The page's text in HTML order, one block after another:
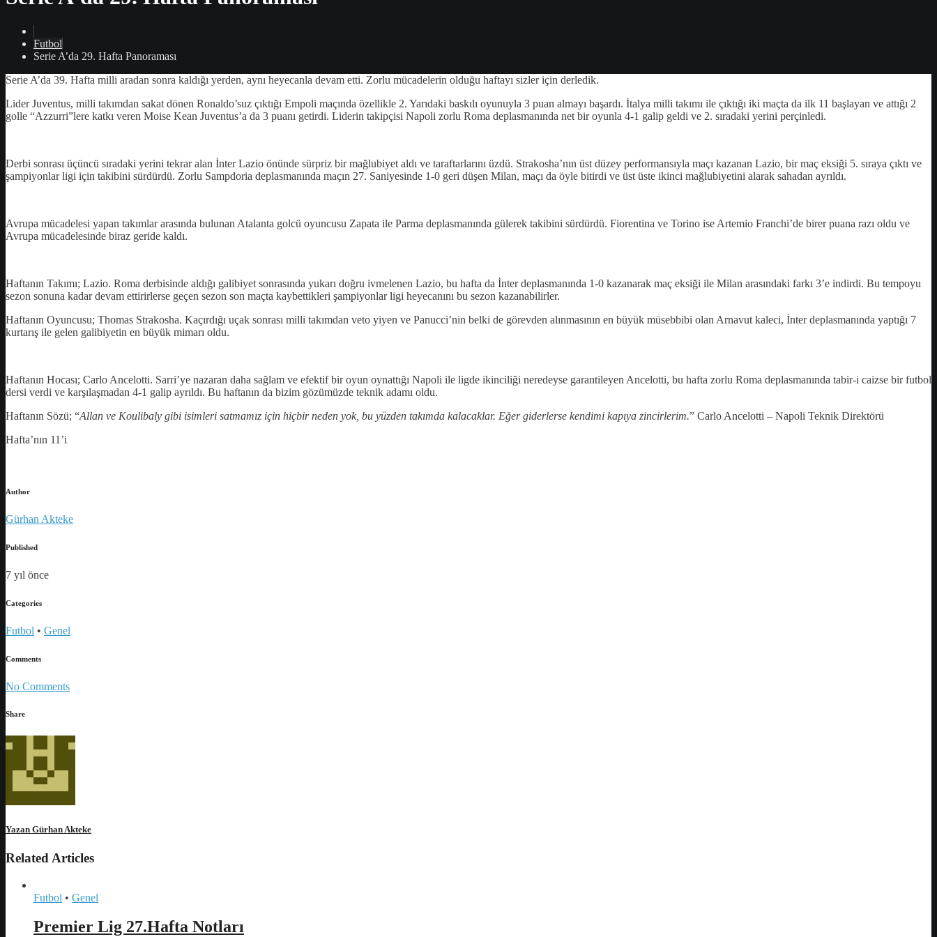
Futbol
Serie A’da 29. Hafta Panoraması
Serie A’da 39. Hafta milli aradan sonra kaldığı yerden, aynı heyecanla devam etti. Zorlu mücadelerin olduğu haftayı sizler için derledik.
Lider Juventus, milli takımdan sakat dönen Ronaldo’suz çıktığı Empoli maçında özellikle 2. Yarıdaki baskılı oyunuyla 3 puan almayı başardı. İtalya milli takımı ile çıktığı iki maçta da ilk 11 başlayan ve attığı 2
golle “Azzurri”lere katkı veren Moise Kean Juventus’a da 3 puanı getirdi. Liderin takipçisi Napoli zorlu Roma deplasmanında net bir oyunla 4-1 galip geldi ve 2. sıradaki yerini perçinledi.
Derbi sonrası üçüncü sıradaki yerini tekrar alan İnter Lazio önünde sürpriz bir mağlubiyet aldı ve taraftarlarını üzdü. Strakosha’nın üst düzey performansıyla maçı kazanan Lazio, bir maç eksiği 5. sıraya çıktı ve
şampiyonlar ligi için takibini sürdürdü. Zorlu Sampdoria deplasmanında maçın 27. Saniyesinde 1-0 geri düşen Milan, maçı da öyle bitirdi ve üst üste ikinci mağlubiyetini alarak sahadan ayrıldı.
Avrupa mücadelesi yapan takımlar arasında bulunan Atalanta golcü oyuncusu Zapata ile Parma deplasmanında gülerek takibini sürdürdü. Fiorentina ve Torino ise Artemio Franchi’de birer puana razı oldu ve
Avrupa mücadelesinde biraz geride kaldı.
Haftanın Takımı; Lazio. Roma derbisinde aldığı galibiyet sonrasında yukarı doğru ivmelenen Lazio, bu hafta da İnter deplasmanında 1-0 kazanarak maç eksiği ile Milan arasındaki farkı 3’e indirdi. Bu tempoyu
sezon sonuna kadar devam ettirirlerse geçen sezon son maçta kaybettikleri şampiyonlar ligi heyecanını bu sezon kazanabilirler.
Haftanın Oyuncusu; Thomas Strakosha. Kaçırdığı uçak sonrası milli takımdan veto yiyen ve Panucci’nin belki de görevden alınmasının en büyük müsebbibi olan Arnavut kaleci, İnter deplasmanında yaptığı 7
kurtarış ile gelen galibiyetin en büyük mimarı oldu.
Haftanın Hocası; Carlo Ancelotti. Sarri’ye nazaran daha sağlam ve efektif bir oyun oynattığı Napoli ile ligde ikinciliği neredeyse garantileyen Ancelotti, bu hafta zorlu Roma deplasmanında tabir-i caizse bir futbol
dersi verdi ve karşılaşmadan 4-1 galip ayrıldı. Bu haftanın da bizim gözümüzde teknik adamı oldu.
Haftanın Sözü; “Allan ve Koulibaly gibi isimleri satmamız için hiçbir neden yok, bu yüzden takımda kalacaklar. Eğer giderlerse kendimi kapıya zincirlerim.” Carlo Ancelotti – Napoli Teknik Direktörü
Hafta’nın 11’i
Author
Gürhan Akteke
Published
7 yıl önce
Categories
Futbol • Genel
Comments
No Comments
Share
Yazan Gürhan Akteke
Related Articles
Futbol • Genel
Premier Lig 27.Hafta Notları